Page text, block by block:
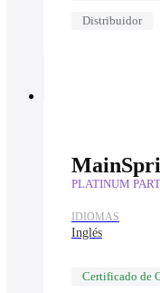
Distribuidor
PLATINUM
IDIOMAS
Inglés
Certificado de